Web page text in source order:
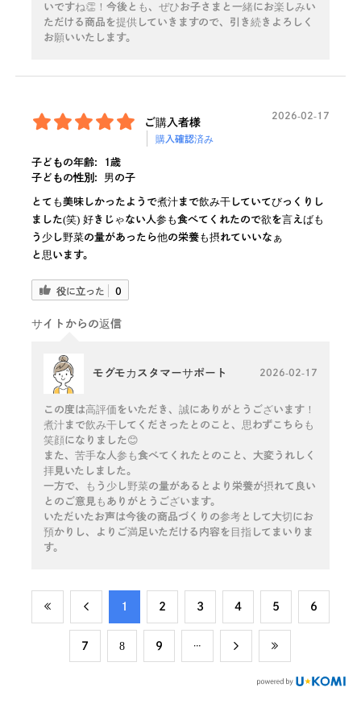
いですね👏！今後とも、ぜひお子さまと一緒にお楽しみい
ただける商品を提供していきますので、引き続きよろしく
お願いいたします。
ご購入者様
購入確認済み
2026-02-17
子どもの年齢:
1歳
子どもの性別:
男の子
とても美味しかったようで煮汁まで飲み干していてびっくりし
ました(笑) 好きじゃない人参も食べてくれたので欲を言えばも
う少し野菜の量があったら他の栄養も摂れていいなぁ
と思います。
役に立った 0
サイトからの返信
モグモカスタマーサポート 2026-02-17
この度は高評価をいただき、誠にありがとうございます！
煮汁まで飲み干してくださったとのこと、思わずこちらも
笑顔になりました😊
また、苦手な人参も食べてくれたとのこと、大変うれしく
拝見いたしました。
一方で、もう少し野菜の量があるとより栄養が摂れて良い
とのご意見もありがとうございます。
いただいたお声は今後の商品づくりの参考として大切にお
預かりし、よりご満足いただける内容を目指してまいりま
す。
​1 ​2 ​3 ​4 ​5 ​6
​7 ​8 ​9